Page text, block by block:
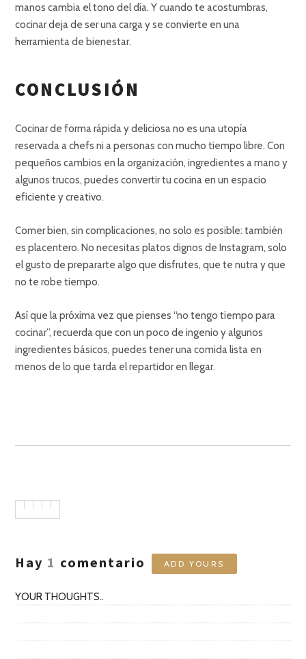
manos cambia el tono del día. Y cuando te acostumbras,
cocinar deja de ser una carga y se convierte en una
herramienta de bienestar.
CONCLUSIÓN
Cocinar de forma rápida y deliciosa no es una utopía
reservada a chefs ni a personas con mucho tiempo libre. Con
pequeños cambios en la organización, ingredientes a mano y
algunos trucos, puedes convertir tu cocina en un espacio
eficiente y creativo.
Comer bien, sin complicaciones, no solo es posible: también
es placentero. No necesitas platos dignos de Instagram, solo
el gusto de prepararte algo que disfrutes, que te nutra y que
no te robe tiempo.
Así que la próxima vez que pienses “no tengo tiempo para
cocinar”, recuerda que con un poco de ingenio y algunos
ingredientes básicos, puedes tener una comida lista en
menos de lo que tarda el repartidor en llegar.
Hay 1 comentario ADD YOURS